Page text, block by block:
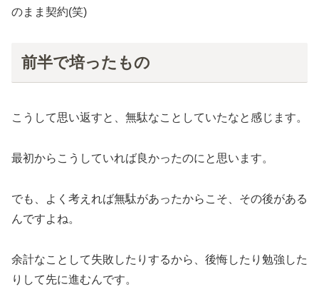
のまま契約(笑)
前半で培ったもの
こうして思い返すと、無駄なことしていたなと感じます。
最初からこうしていれば良かったのにと思います。
でも、よく考えれば無駄があったからこそ、その後がある
んですよね。
余計なことして失敗したりするから、後悔したり勉強した
りして先に進むんです。